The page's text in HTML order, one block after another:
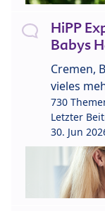
HiPP
Babys
Cremen,
vieles
730
Letzter
30. Jun